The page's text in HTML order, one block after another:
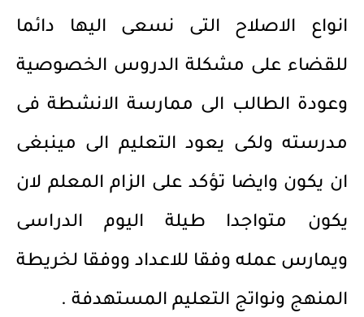
انواع الاصلاح التى نسعى اليها دائما
للقضاء على مشكلة الدروس الخصوصية
وعودة الطالب الى ممارسة الانشطة فى
مدرسته ولكى يعود التعليم الى مينبغى
ان يكون وايضا تؤكد على الزام المعلم لان
يكون متواجدا طيلة اليوم الدراسى
ويمارس عمله وفقا للاعداد ووفقا لخريطة
المنهج ونواتج التعليم المستهدفة .